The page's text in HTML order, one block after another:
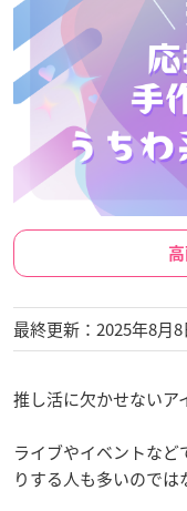
最終更新：2025年8月8
推し活に欠かせないア
ライブやイベントな
りする人も多いのでは